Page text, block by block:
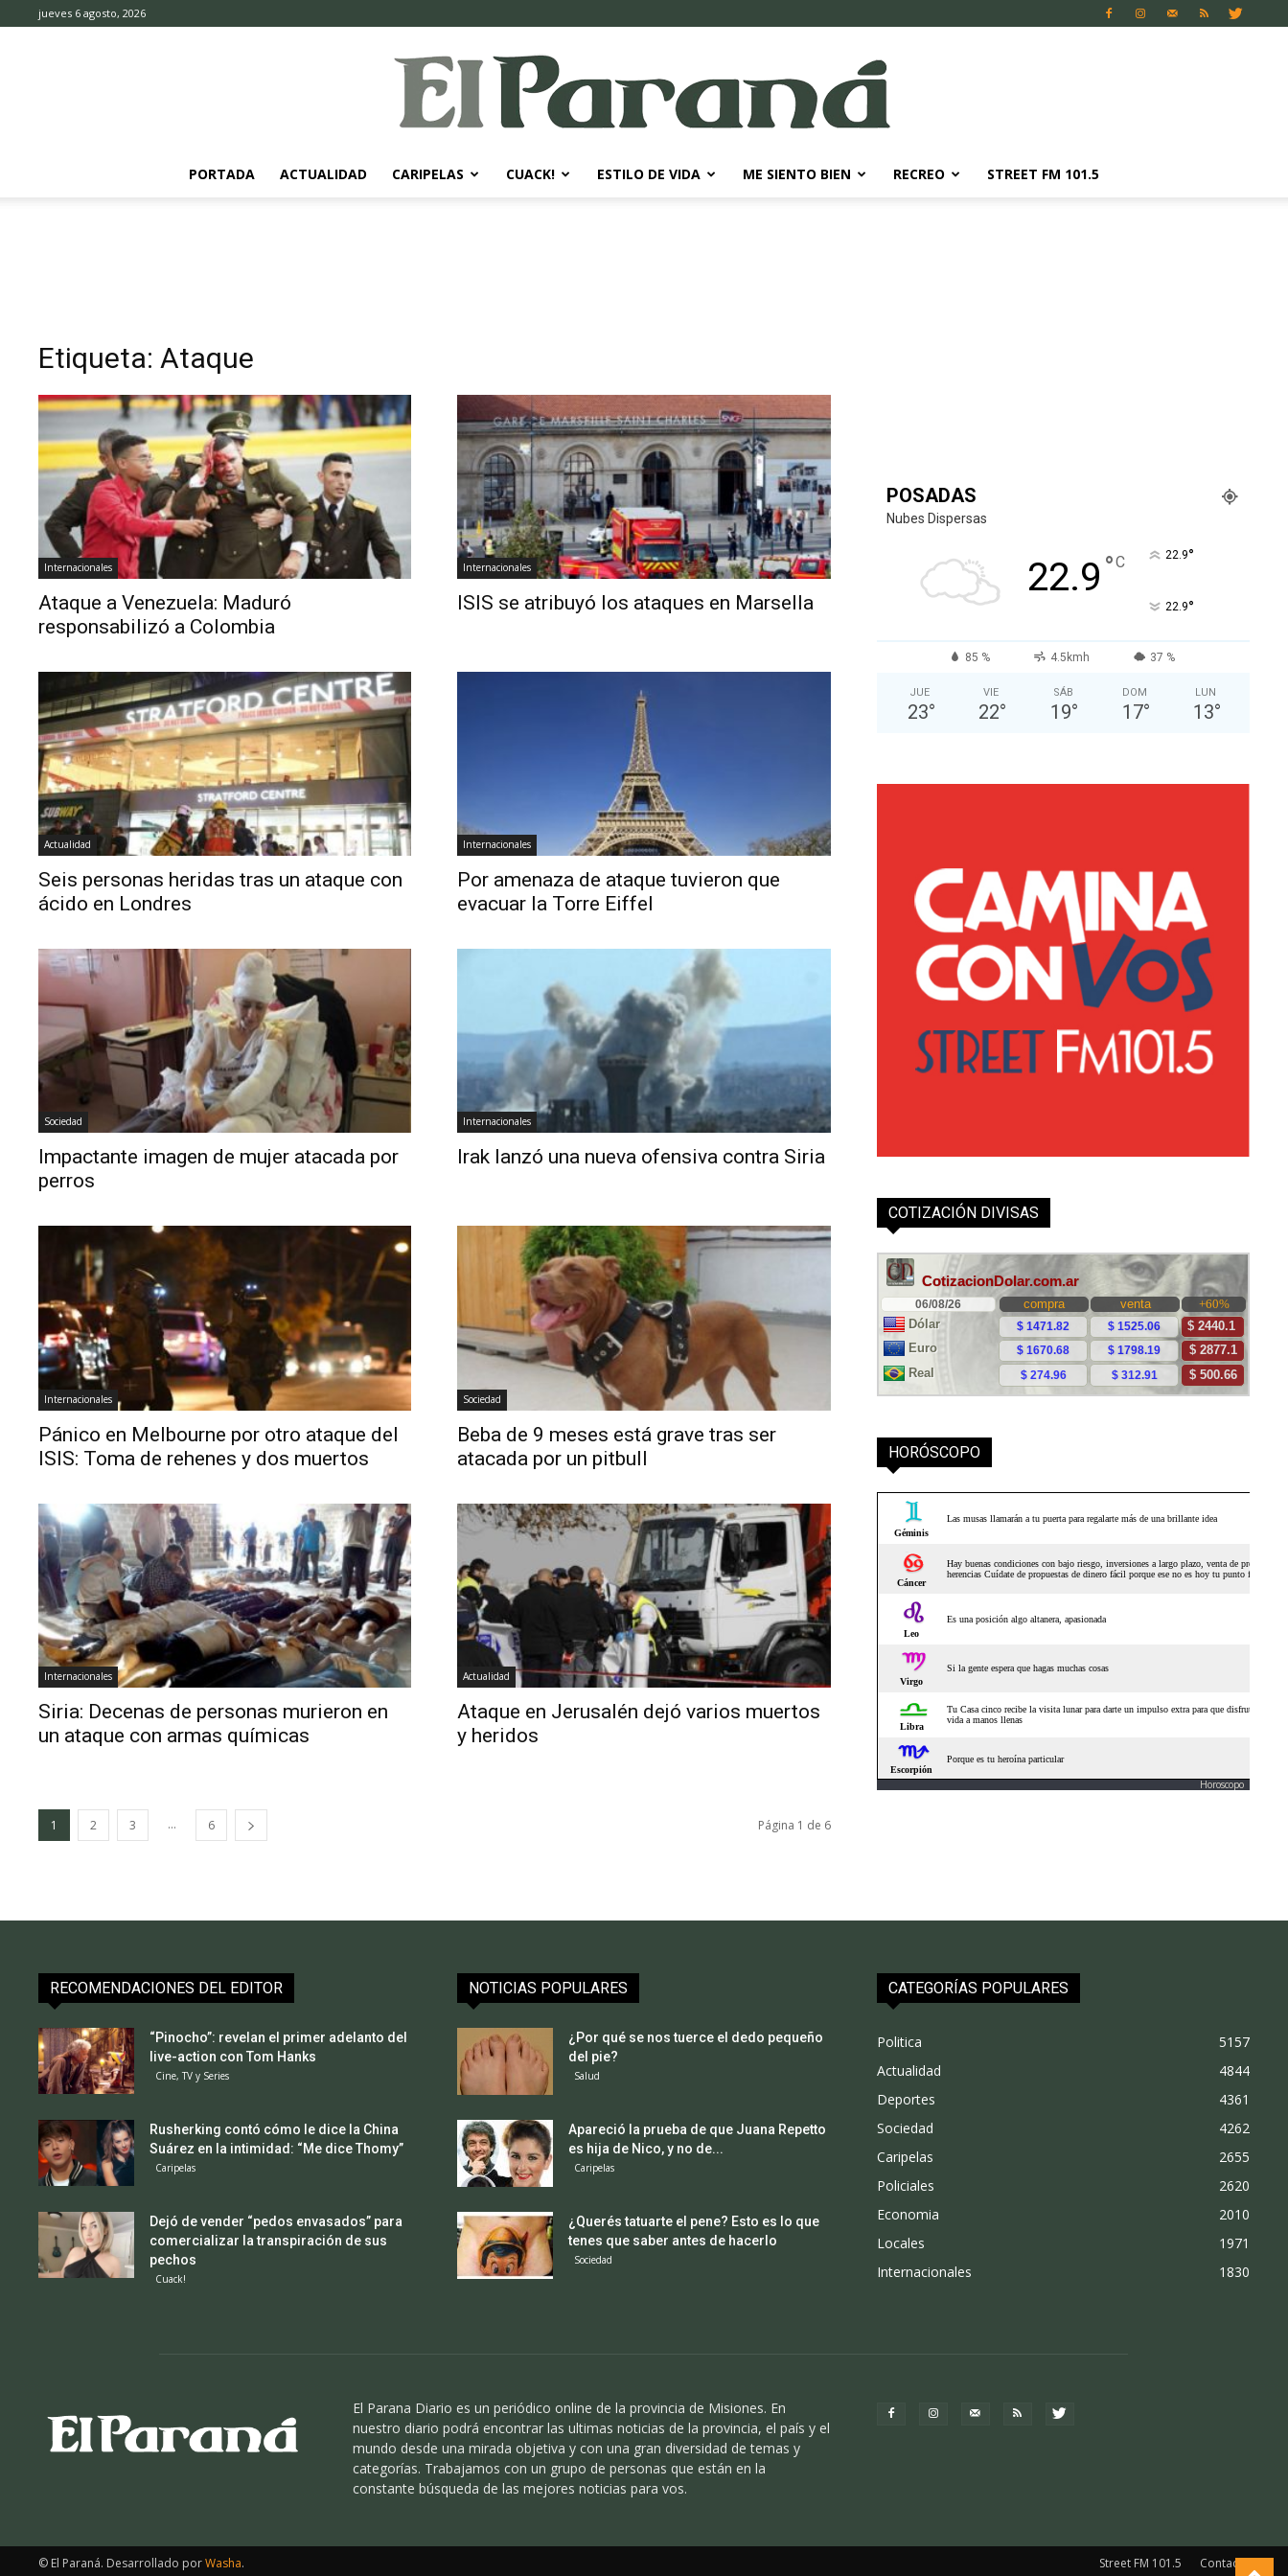
jueves 6 agosto, 2026
Diario
PORTADA ACTUALIDAD CARIPELAS CUACK! ESTILO DE VIDA ME SIENTO BIEN RECREO STREET FM 101.5
Etiqueta: Ataque
Internacionales
Ataque a Venezuela: Maduró
responsabilizó a Colombia
Internacionales
ISIS se atribuyó los ataques en Marsella
Actualidad
Seis personas heridas tras un ataque con
ácido en Londres
Internacionales
Por amenaza de ataque tuvieron que
evacuar la Torre Eiffel
Sociedad
Impactante imagen de mujer atacada por
perros
Internacionales
Irak lanzó una nueva ofensiva contra Siria
Internacionales
Pánico en Melbourne por otro ataque del
ISIS: Toma de rehenes y dos muertos
Sociedad
Beba de 9 meses está grave tras ser
atacada por un pitbull
Internacionales
Siria: Decenas de personas murieron en
un ataque con armas químicas
Actualidad
Ataque en Jerusalén dejó varios muertos
y heridos
1 2 3 ... 6 Página 1 de 6
POSADAS
Nubes Dispersas
22.9 °C 22.9°
22.9°
85 % 4.5kmh 37 %
JUE
23°
VIE
22°
SÁB
19°
DOM
17°
LUN
13°
COTIZACIÓN DIVISAS
HORÓSCOPO
Horoscopo
RECOMENDACIONES DEL EDITOR
“Pinocho”: revelan el primer adelanto del
live-action con Tom Hanks
Cine, TV y Series
Rusherking contó cómo le dice la China
Suárez en la intimidad: “Me dice Thomy”
Caripelas
Dejó de vender “pedos envasados” para
comercializar la transpiración de sus
pechos
Cuack!
NOTICIAS POPULARES
¿Por qué se nos tuerce el dedo pequeño
del pie?
Salud
Apareció la prueba de que Juana Repetto
es hija de Nico, y no de...
Caripelas
¿Querés tatuarte el pene? Esto es lo que
tenes que saber antes de hacerlo
Sociedad
CATEGORÍAS POPULARES
Politica
5157
Actualidad
4844
Deportes
4361
Sociedad
4262
Caripelas
2655
Policiales
2620
Economia
2010
Locales
1971
Internacionales
1830
El Parana Diario es un periódico online de la provincia de Misiones. En
nuestro diario podrá encontrar las ultimas noticias de la provincia, el país y el
mundo desde una mirada objetiva y con una gran diversidad de temas y
categorías. Trabajamos con un grupo de personas que están en la
constante búsqueda de las mejores noticias para vos.
Street FM 101.5 Contacto
© El Paraná. Desarrollado porWasha.